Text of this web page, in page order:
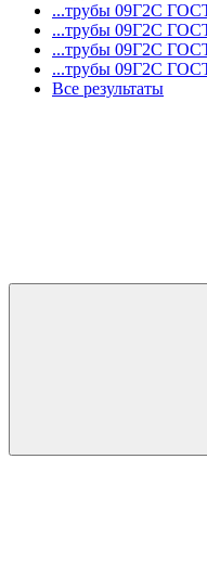
...трубы 09Г2С
...трубы 09Г2С
...трубы 09Г2С
...трубы 09Г2С
Все результаты